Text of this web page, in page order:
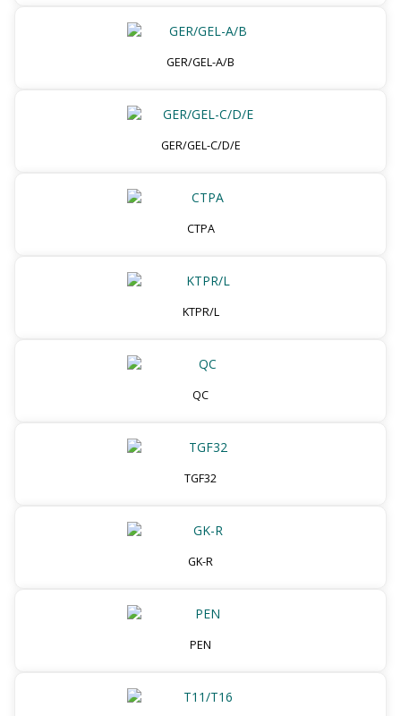
GER/GEL-A/B
GER/GEL-C/D/E
CTPA
KTPR/L
QC
TGF32
GK-R
PEN